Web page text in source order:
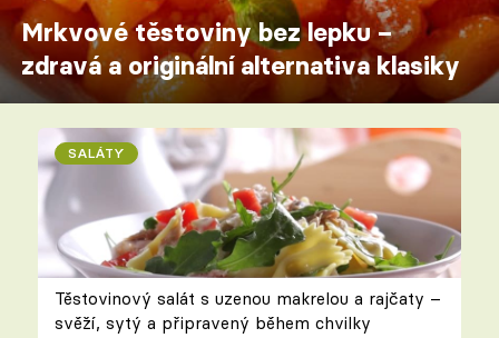
Mrkvové těstoviny bez lepku –
zdravá a originální alternativa klasiky
SALÁTY
Těstovinový salát s uzenou makrelou a rajčaty –
svěží, sytý a připravený během chvilky